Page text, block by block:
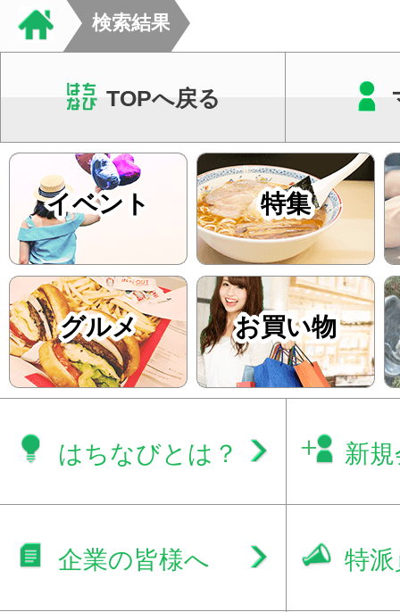
検索結果
TOPへ戻る
イベント 特集
グルメ お買い物
はちなびとは？ 新
企業の皆様へ 特